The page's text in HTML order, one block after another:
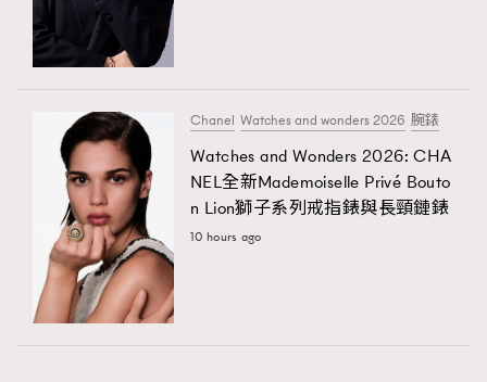
Chanel Watches and wonders 2026 腕錶
Watches and Wonders 2026: CHA
NEL全新Mademoiselle Privé Bouto
n Lion獅子系列戒指錶與長頸鏈錶
10 hours ago